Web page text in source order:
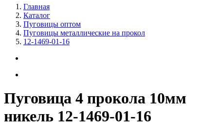
Главная
Каталог
Пуговицы оптом
Пуговицы металлические на прокол
12-1469-01-16
Пуговица 4 прокола 10мм
никель 12-1469-01-16